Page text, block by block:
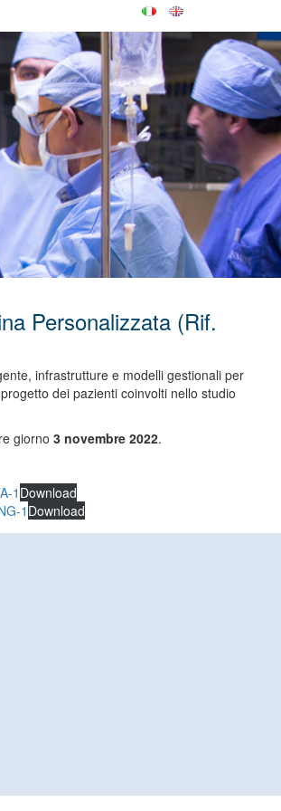
Personalizzata (Rif.
infrastrutture e modelli gestionali per
dei pazienti coinvolti nello studio
giorno 3 novembre 2022.
1 Download
1 Download